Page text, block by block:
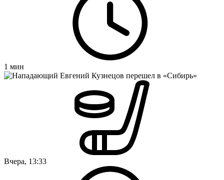
1 мин
Вчера, 13:33